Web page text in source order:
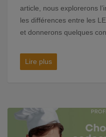
article, nous explorerons
les différences entre les
et donnerons quelques
Lire plus